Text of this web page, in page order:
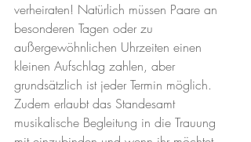
verheiraten! Natürlich müssen Paare an
besonderen Tagen oder zu
außergewöhnlichen Uhrzeiten einen
kleinen Aufschlag zahlen, aber
grundsätzlich ist jeder Termin möglich.
Zudem erlaubt das Standesamt
musikalische Begleitung in die Trauung